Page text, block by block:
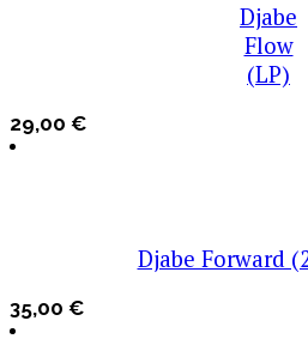
Djabe
Flow
(LP)
29,00 €
Djabe Forward
35,00 €